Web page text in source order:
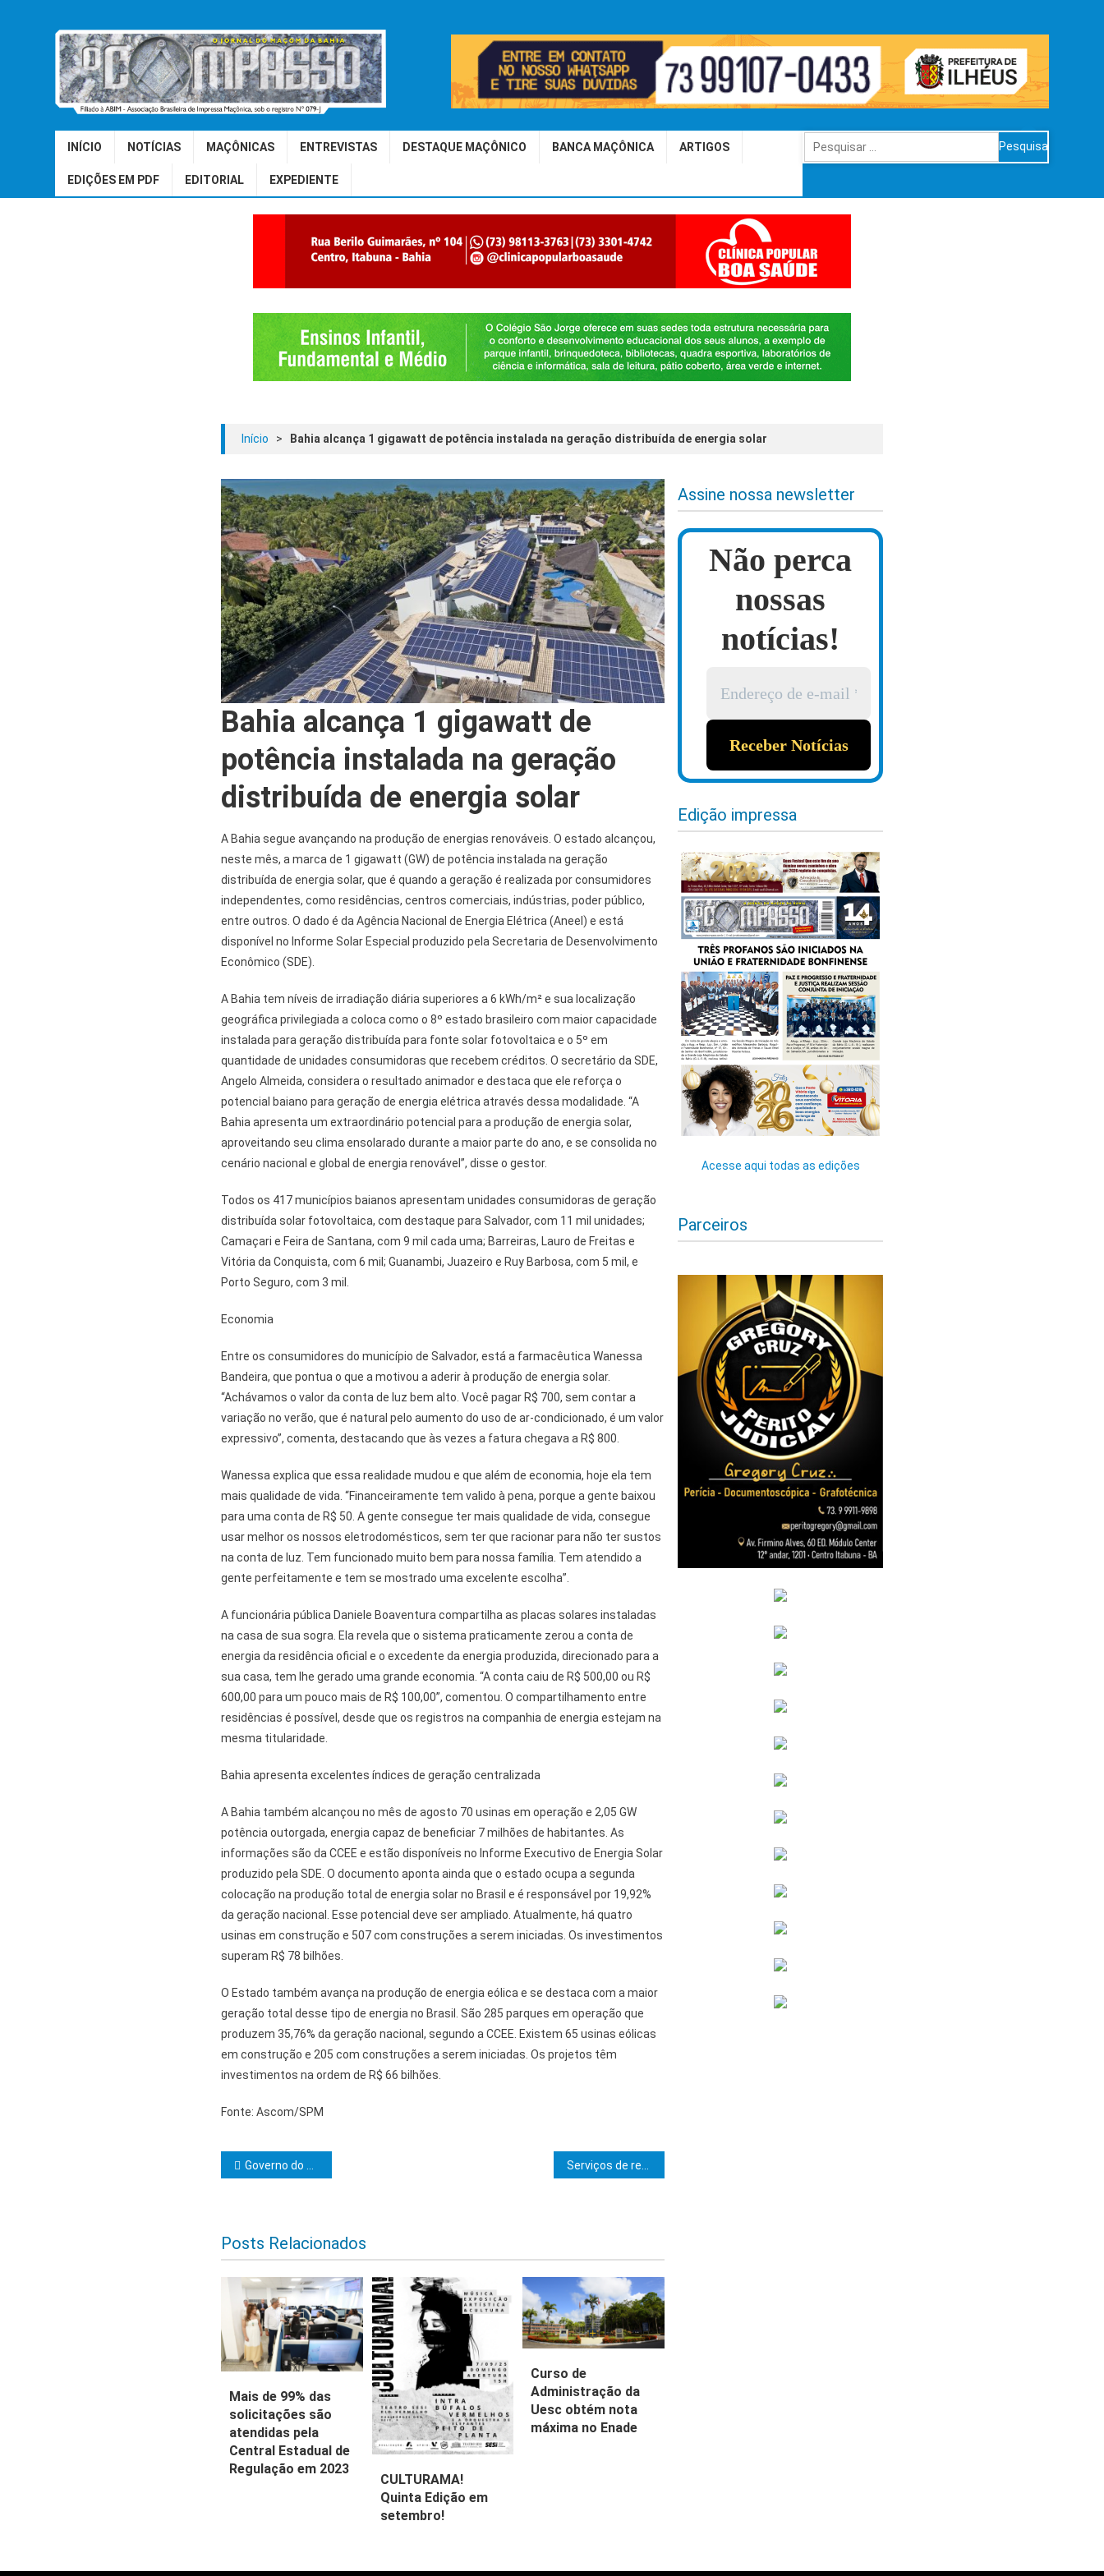
INÍCIO NOTÍCIAS MAÇÔNICAS ENTREVISTAS DESTAQUE MAÇÔNICO BANCA MAÇÔNICA ARTIGOS
EDIÇÕES EM PDF EDITORIAL EXPEDIENTE
Pesquisar
por:
Início > Bahia alcança 1 gigawatt de potência instalada na geração distribuída de energia solar
Bahia alcança 1 gigawatt de
potência instalada na geração
distribuída de energia solar
A Bahia segue avançando na produção de energias renováveis. O estado alcançou,
neste mês, a marca de 1 gigawatt (GW) de potência instalada na geração
distribuída de energia solar, que é quando a geração é realizada por consumidores
independentes, como residências, centros comerciais, indústrias, poder público,
entre outros. O dado é da Agência Nacional de Energia Elétrica (Aneel) e está
disponível no Informe Solar Especial produzido pela Secretaria de Desenvolvimento
Econômico (SDE).
A Bahia tem níveis de irradiação diária superiores a 6 kWh/m² e sua localização
geográfica privilegiada a coloca como o 8º estado brasileiro com maior capacidade
instalada para geração distribuída para fonte solar fotovoltaica e o 5º em
quantidade de unidades consumidoras que recebem créditos. O secretário da SDE,
Angelo Almeida, considera o resultado animador e destaca que ele reforça o
potencial baiano para geração de energia elétrica através dessa modalidade. “A
Bahia apresenta um extraordinário potencial para a produção de energia solar,
aproveitando seu clima ensolarado durante a maior parte do ano, e se consolida no
cenário nacional e global de energia renovável”, disse o gestor.
Todos os 417 municípios baianos apresentam unidades consumidoras de geração
distribuída solar fotovoltaica, com destaque para Salvador, com 11 mil unidades;
Camaçari e Feira de Santana, com 9 mil cada uma; Barreiras, Lauro de Freitas e
Vitória da Conquista, com 6 mil; Guanambi, Juazeiro e Ruy Barbosa, com 5 mil, e
Porto Seguro, com 3 mil.
Economia
Entre os consumidores do município de Salvador, está a farmacêutica Wanessa
Bandeira, que pontua o que a motivou a aderir à produção de energia solar.
“Achávamos o valor da conta de luz bem alto. Você pagar R$ 700, sem contar a
variação no verão, que é natural pelo aumento do uso de ar-condicionado, é um valor
expressivo”, comenta, destacando que às vezes a fatura chegava a R$ 800.
Wanessa explica que essa realidade mudou e que além de economia, hoje ela tem
mais qualidade de vida. “Financeiramente tem valido à pena, porque a gente baixou
para uma conta de R$ 50. A gente consegue ter mais qualidade de vida, consegue
usar melhor os nossos eletrodomésticos, sem ter que racionar para não ter sustos
na conta de luz. Tem funcionado muito bem para nossa família. Tem atendido a
gente perfeitamente e tem se mostrado uma excelente escolha”.
A funcionária pública Daniele Boaventura compartilha as placas solares instaladas
na casa de sua sogra. Ela revela que o sistema praticamente zerou a conta de
energia da residência oficial e o excedente da energia produzida, direcionado para a
sua casa, tem lhe gerado uma grande economia. “A conta caiu de R$ 500,00 ou R$
600,00 para um pouco mais de R$ 100,00”, comentou. O compartilhamento entre
residências é possível, desde que os registros na companhia de energia estejam na
mesma titularidade.
Bahia apresenta excelentes índices de geração centralizada
A Bahia também alcançou no mês de agosto 70 usinas em operação e 2,05 GW
potência outorgada, energia capaz de beneficiar 7 milhões de habitantes. As
informações são da CCEE e estão disponíveis no Informe Executivo de Energia Solar
produzido pela SDE. O documento aponta ainda que o estado ocupa a segunda
colocação na produção total de energia solar no Brasil e é responsável por 19,92%
da geração nacional. Esse potencial deve ser ampliado. Atualmente, há quatro
usinas em construção e 507 com construções a serem iniciadas. Os investimentos
superam R$ 78 bilhões.
O Estado também avança na produção de energia eólica e se destaca com a maior
geração total desse tipo de energia no Brasil. São 285 parques em operação que
produzem 35,76% da geração nacional, segundo a CCEE. Existem 65 usinas eólicas
em construção e 205 com construções a serem iniciadas. Os projetos têm
investimentos na ordem de R$ 66 bilhões.
Fonte: Ascom/SPM
Navegação de Post
Governo do Estado entrega nova sede do Colégio da Polícia Militar no Lobato, em Salvador Serviços de recapeamento asfáltico contemplam trecho que dá acesso ao Condomínio Sol e Mar
Posts Relacionados
Mais de 99% das
solicitações são
atendidas pela
Central Estadual de
Regulação em 2023
CULTURAMA!
Quinta Edição em
setembro!
Curso de
Administração da
Uesc obtém nota
máxima no Enade
Assine nossa newsletter
Não perca
nossas
notícias!
Edição impressa
Acesse aqui todas as edições
Parceiros